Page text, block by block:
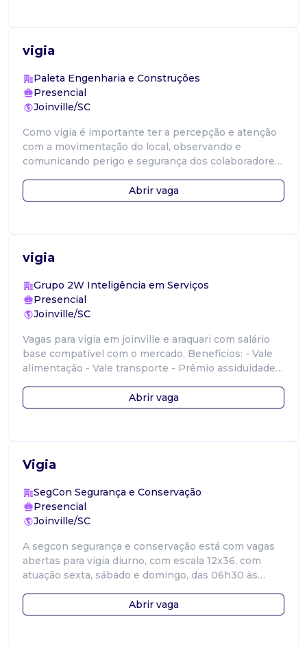
vigia
Paleta Engenharia e Construções
Presencial
Joinville/SC
Como vigia é importante ter a percepção e atenção
com a movimentação do local, observando e
comunicando perigo e segurança dos colaboradores
Abrir vaga
vigia
Grupo 2W Inteligência em Serviços
Presencial
Joinville/SC
Vagas para vigia em joinville e araquari com salário
base compatível com o mercado. Benefícios: - Vale
alimentação - Vale transporte - Prêmio assiduidade -
Abrir vaga
Vigia
SegCon Segurança e Conservação
Presencial
Joinville/SC
A segcon segurança e conservação está com vagas
abertas para vigia diurno, com escala 12x36, com
atuação sexta, sábado e domingo, das 06h30 às
Abrir vaga